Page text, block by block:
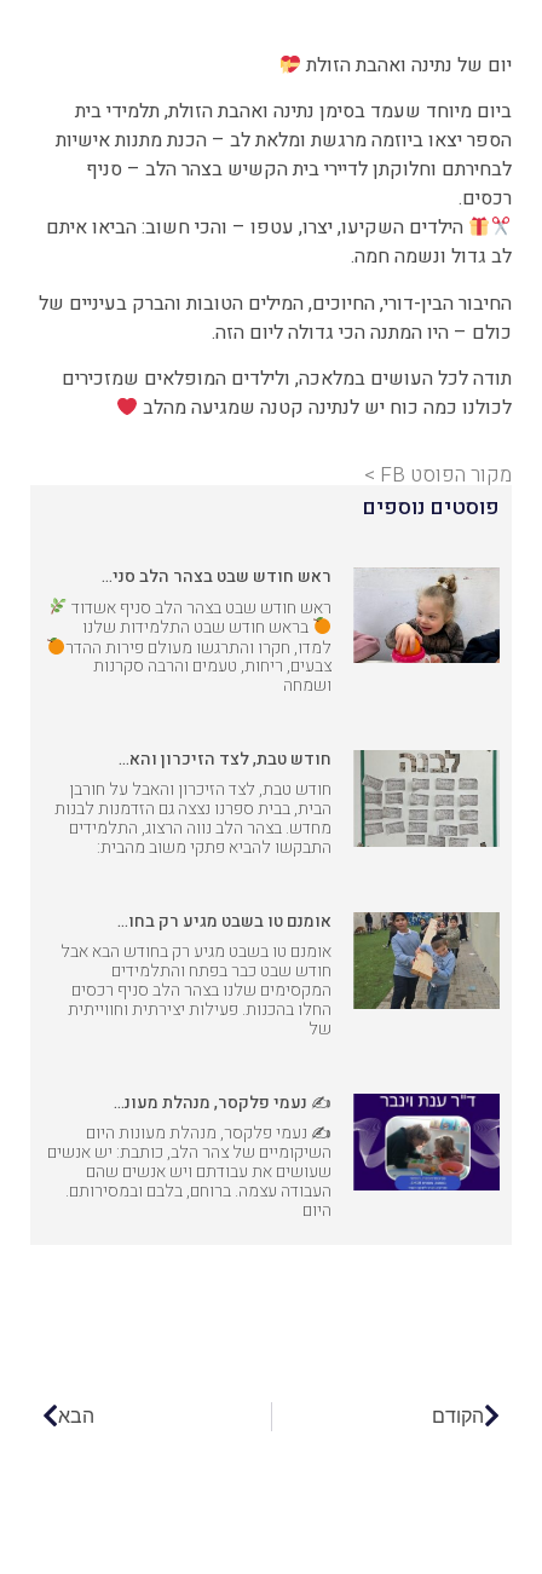
יום של נתינה ואהבת הזולת
ביום מיוחד שעמד בסימן נתינה ואהבת הזולת, תלמידי בית
הספר יצאו ביוזמה מרגשת ומלאת לב – הכנת מתנות אישיות
לבחירתם וחלוקתן לדיירי בית הקשיש בצהר הלב – סניף
רכסים.
הילדים השקיעו, יצרו, עטפו – והכי חשוב: הביאו איתם
לב גדול ונשמה חמה.
החיבור הבין-דורי, החיוכים, המילים הטובות והברק בעיניים של
כולם – היו המתנה הכי גדולה ליום הזה.
תודה לכל העושים במלאכה, ולילדים המופלאים שמזכירים
לכולנו כמה כוח יש לנתינה קטנה שמגיעה מהלב
מקור הפוסט FB >
פוסטים נוספים
ראש חודש שבט בצהר הלב סני…
ראש חודש שבט בצהר הלב סניף אשדוד
בראש חודש שבט התלמידות שלנו
למדו, חקרו והתרגשו מעולם פירות ההדר
צבעים, ריחות, טעמים והרבה סקרנות
ושמחה
חודש טבת, לצד הזיכרון והא…
חודש טבת, לצד הזיכרון והאבל על חורבן
הבית, בבית ספרנו נצצה גם הזדמנות לבנות
מחדש. בצהר הלב נווה הרצוג, התלמידים
התבקשו להביא פתקי משוב מהבית:
אומנם טו בשבט מגיע רק בחו…
אומנם טו בשבט מגיע רק בחודש הבא אבל
חודש שבט כבר בפתח והתלמידים
המקסימים שלנו בצהר הלב סניף רכסים
החלו בהכנות. פעילות יצירתית וחווייתית
של
✍️ נעמי פלקסר, מנהלת מעונ…
✍️ נעמי פלקסר, מנהלת מעונות היום
השיקומיים של צהר הלב, כותבת: יש אנשים
שעושים את עבודתם ויש אנשים שהם
העבודה עצמה. ברוחם, בלבם ובמסירותם.
היום
הקודם הבא